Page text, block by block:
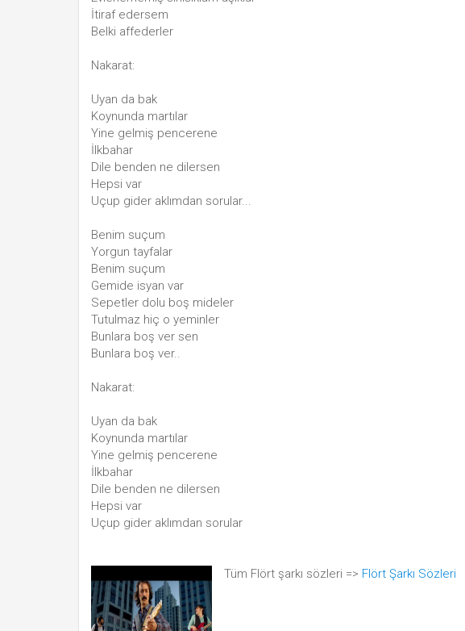
İtiraf edersem
Belki affederler
Nakarat:
Uyan da bak
Koynunda martılar
Yine gelmiş pencerene
İlkbahar
Dile benden ne dilersen
Hepsi var
Uçup gider aklımdan sorular...
Benim suçum
Yorgun tayfalar
Benim suçum
Gemide isyan var
Sepetler dolu boş mideler
Tutulmaz hiç o yeminler
Bunlara boş ver sen
Bunlara boş ver..
Nakarat:
Uyan da bak
Koynunda martılar
Yine gelmiş pencerene
İlkbahar
Dile benden ne dilersen
Hepsi var
Uçup gider aklımdan sorular
Tüm Flört şarkı sözleri => Flört Şarkı Sözleri